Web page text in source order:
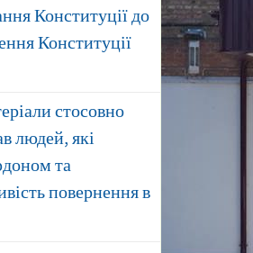
Конституції до
Конституції
стосовно
людей, які
та
повернення в